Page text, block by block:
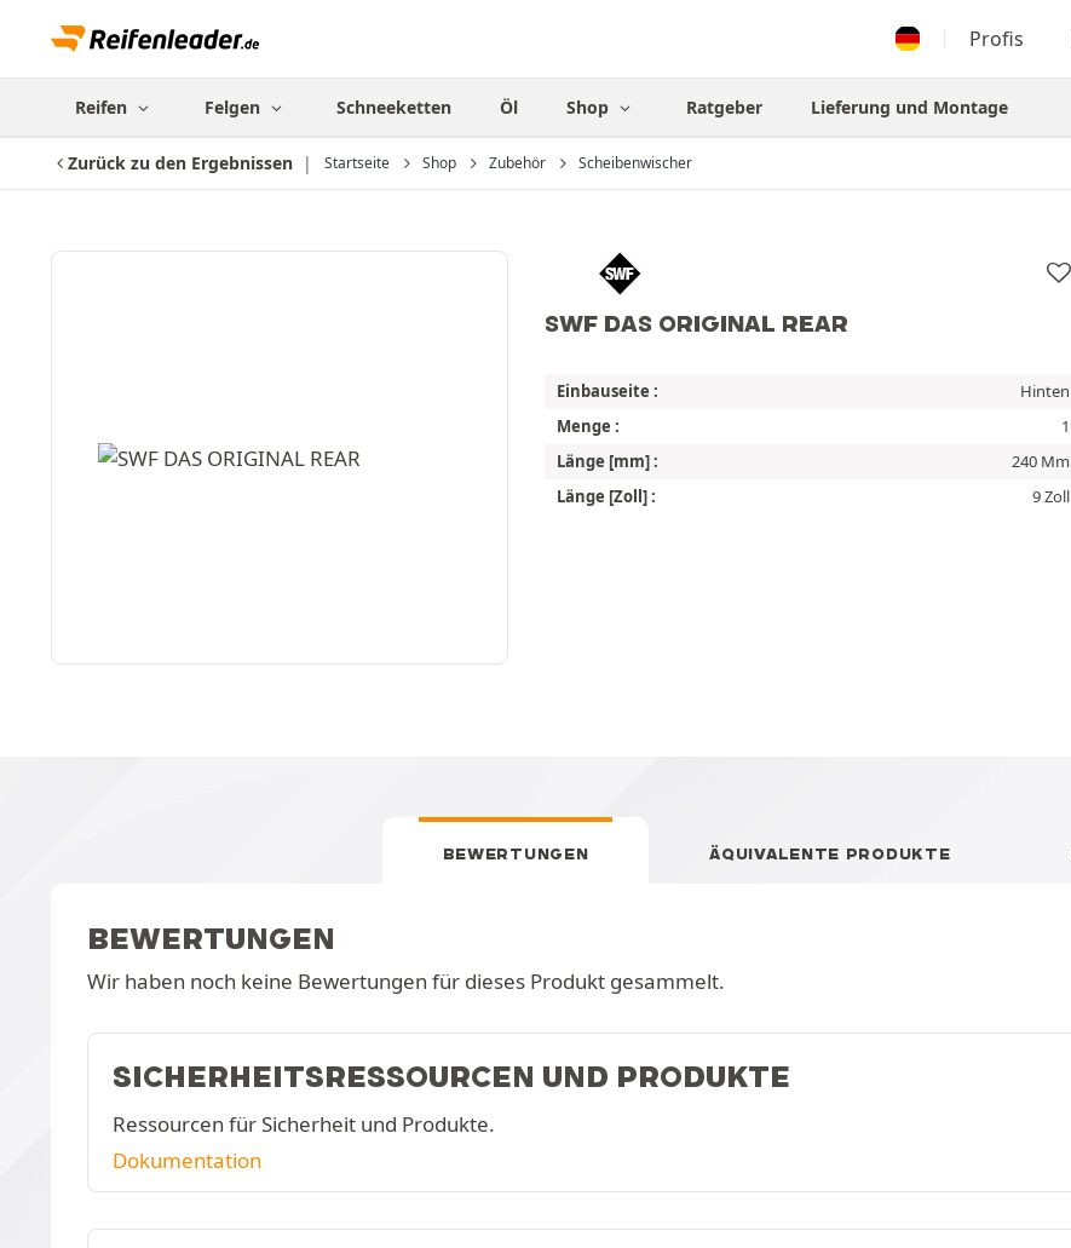
Profis
Reifen Felgen Schneeketten Öl Shop Ratgeber Lieferung und Montage
Zurück zu den Ergebnissen Startseite Shop Zubehör Scheibenwischer
SWF DAS ORIGINAL REAR
Einbauseite :
Hinten
Menge :
1
Länge [mm] :
240 Mm
Länge [Zoll] :
9 Zoll
BEWERTUNGEN ÄQUIVALENTE PRODUKTE
BEWERTUNGEN
Wir haben noch keine Bewertungen für dieses Produkt gesammelt.
SICHERHEITSRESSOURCEN UND PRODUKTE
Ressourcen für Sicherheit und Produkte.
Dokumentation